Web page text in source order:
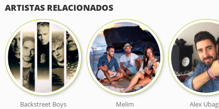
ARTISTAS RELACIONADOS
Backstreet Boys Melim Alex